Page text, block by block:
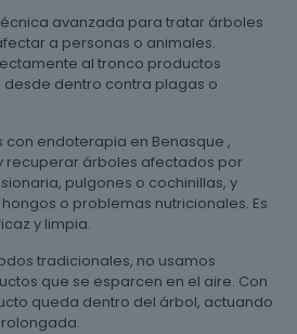
avanzada para tratar árboles
a personas o animales.
al tronco productos
dentro contra plagas o
endoterapia en Benasque ,
recuperar árboles afectados por
pulgones o cochinillas, y
o problemas nutricionales. Es
y limpia.
tradicionales, no usamos
que se esparcen en el aire. Con
queda dentro del árbol, actuando